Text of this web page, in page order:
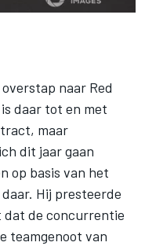
naar Red
is daar tot en met
maar
dit jaar gaan
op basis van het
Hij presteerde
dat de concurrentie
teamgenoot van